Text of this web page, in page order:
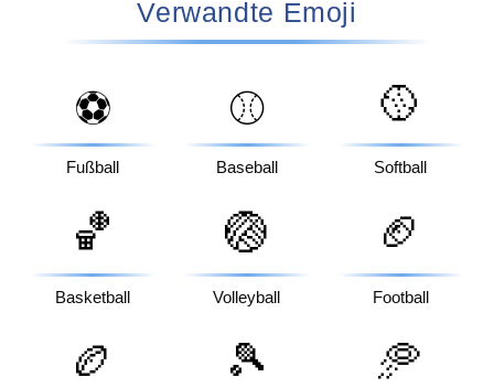
Verwandte Emoji
⚽
Fußball
⚾
Baseball
🥎
Softball
🏀
Basketball
🏐
Volleyball
🏈
Football
🏉 🎾 🥏